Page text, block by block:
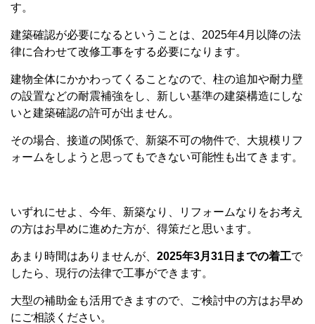
す。
建築確認が必要になるということは、2025年4月以降の法
律に合わせて改修工事をする必要になります。
建物全体にかかわってくることなので、柱の追加や耐力壁
の設置などの耐震補強をし、新しい基準の建築構造にしな
いと建築確認の許可が出ません。
その場合、接道の関係で、新築不可の物件で、大規模リフ
ォームをしようと思ってもできない可能性も出てきます。
いずれにせよ、今年、新築なり、リフォームなりをお考え
の方はお早めに進めた方が、得策だと思います。
あまり時間はありませんが、 2025年3月31日までの着工で
したら、現行の法律で工事ができます。
大型の補助金も活用できますので、ご検討中の方はお早め
にご相談ください。